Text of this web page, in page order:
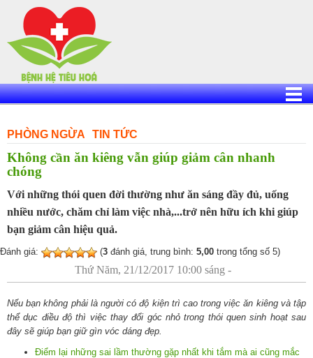
content
PHÒNG NGỪA TIN TỨC
Không cần ăn kiêng vẫn giúp giảm cân nhanh
chóng
Với những thói quen đời thường như ăn sáng đầy đủ, uống
nhiều nước, chăm chỉ làm việc nhà,...trở nên hữu ích khi giúp
bạn giảm cân hiệu quả.
Đánh giá: (3 đánh giá, trung bình: 5,00 trong tổng số 5)
Thứ Năm, 21/12/2017 10:00 sáng -
Nếu bạn không phải là người có độ kiện trì cao trong việc ăn kiêng và tập
thể dục điều độ thì việc thay đổi góc nhỏ trong thói quen sinh hoạt sau
đây sẽ giúp bạn giữ gìn vóc dáng đẹp.
Điểm lại những sai lầm thường gặp nhất khi tắm mà ai cũng mắc